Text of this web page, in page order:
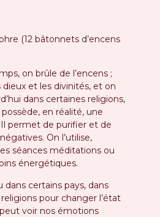
(12 bâtonnets d’encens
on brûle de l’encens ;
et les divinités, et on
dans certaines religions,
en réalité, une
permet de purifier et de
On l’utilise,
séances méditations ou
énergétiques.
dans certains pays, dans
pour changer l’état
voir nos émotions